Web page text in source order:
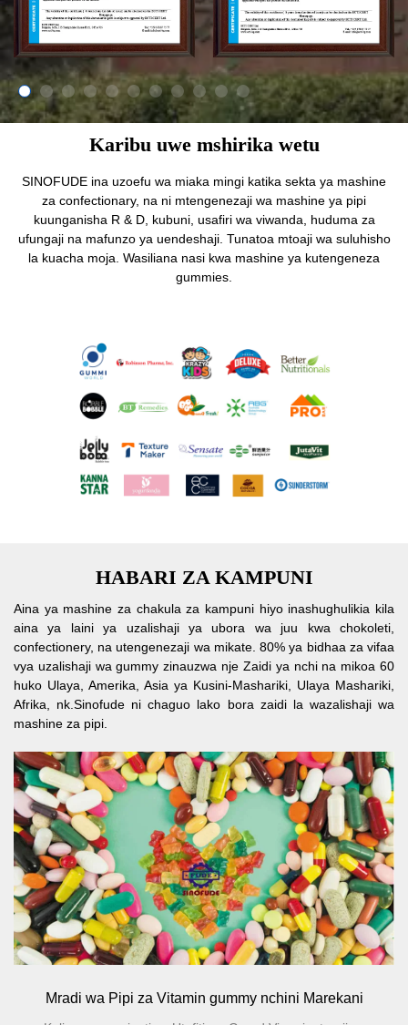
Karibu uwe mshirika wetu
SINOFUDE ina uzoefu wa miaka mingi katika sekta ya mashine
za confectionary, na ni mtengenezaji wa mashine ya pipi
kuunganisha R & D, kubuni, usafiri wa viwanda, huduma za
ufungaji na mafunzo ya uendeshaji. Tunatoa mtoaji wa suluhisho
la kuacha moja. Wasiliana nasi kwa mashine ya kutengeneza
gummies.
HABARI ZA KAMPUNI
Aina ya mashine za chakula za kampuni hiyo inashughulikia kila
aina ya laini ya uzalishaji ya ubora wa juu kwa chokoleti,
confectionery, na utengenezaji wa mikate. 80% ya bidhaa za vifaa
vya uzalishaji wa gummy zinauzwa nje Zaidi ya nchi na mikoa 60
huko Ulaya, Amerika, Asia ya Kusini-Mashariki, Ulaya Mashariki,
Afrika, nk.Sinofude ni chaguo lako bora zaidi la wazalishaji wa
mashine za pipi.
Mradi wa Pipi za Vitamin gummy nchini Marekani